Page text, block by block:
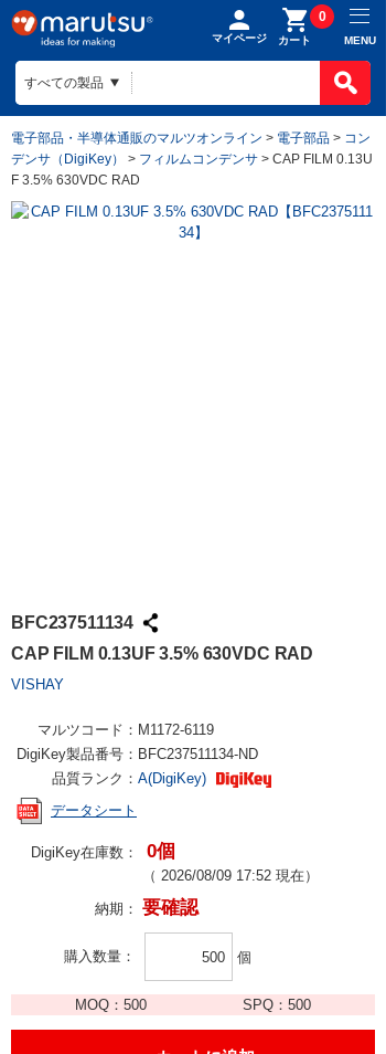
マイページ カート
0
MENU
電子部品・半導体通販のマルツオンライン > 電子部品 > コン
デンサ（DigiKey）
> フィルムコンデンサ > CAP FILM 0.13U
F 3.5% 630VDC RAD
BFC237511134
CAP FILM 0.13UF 3.5% 630VDC RAD
VISHAY
マルツコード： M1172-6119
DigiKey製品番号： BFC237511134-ND
品質ランク： A(DigiKey)
データシート
DigiKey在庫数： 0個
（ 2026/08/09 17:52 現在）
納期： 要確認
購入数量 個
MOQ：500 SPQ： 500